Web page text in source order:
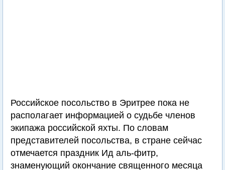
Российское посольство в Эритрее пока не
располагает информацией о судьбе членов
экипажа российской яхты. По словам
представителей посольства, в стране сейчас
отмечается праздник Ид аль-фитр,
знаменующий окончание священного месяца